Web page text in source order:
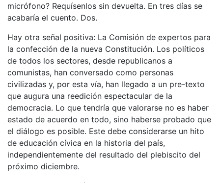
micrófono? Requísenlos sin devuelta. En tres días se
acabaría el cuento. Dos.
Hay otra señal positiva: La Comisión de expertos para
la confección de la nueva Constitución. Los políticos
de todos los sectores, desde republicanos a
comunistas, han conversado como personas
civilizadas y, por esta vía, han llegado a un pre-texto
que augura una reedición espectacular de la
democracia. Lo que tendría que valorarse no es haber
estado de acuerdo en todo, sino haberse probado que
el diálogo es posible. Este debe considerarse un hito
de educación cívica en la historia del país,
independientemente del resultado del plebiscito del
próximo diciembre.